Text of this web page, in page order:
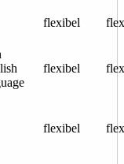
flexibel
flexibel
flexibel